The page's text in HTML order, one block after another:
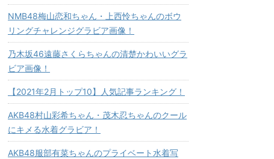
NMB48梅山恋和ちゃん・上西怜ちゃんのボウ
リングチャレンジグラビア画像！
乃木坂46遠藤さくらちゃんの清楚かわいいグラ
ビア画像！
【2021年2月トップ10】人気記事ランキング！
AKB48村山彩希ちゃん・茂木忍ちゃんのクール
にキメる水着グラビア！
AKB48服部有菜ちゃんのプライベート水着写